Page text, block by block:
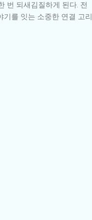
번 되새김질하게 된다. 전
를 잇는 소중한 연결 고리